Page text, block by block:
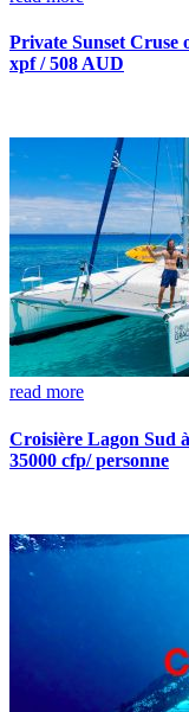
Private Sunset Cruse
xpf / 508 AUD
read more
Croisière Lagon Sud
35000 cfp/ personne